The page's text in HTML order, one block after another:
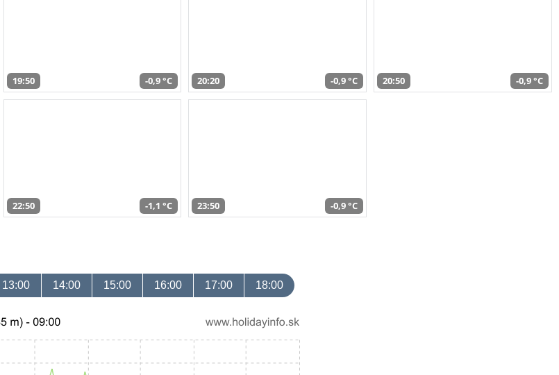
19:50 -0,9 °C 20:20 -0,9 °C 20:50 -0,9 °C
22:50 -1,1 °C 23:50 -0,9 °C
13:00 14:00 15:00 16:00 17:00 18:00